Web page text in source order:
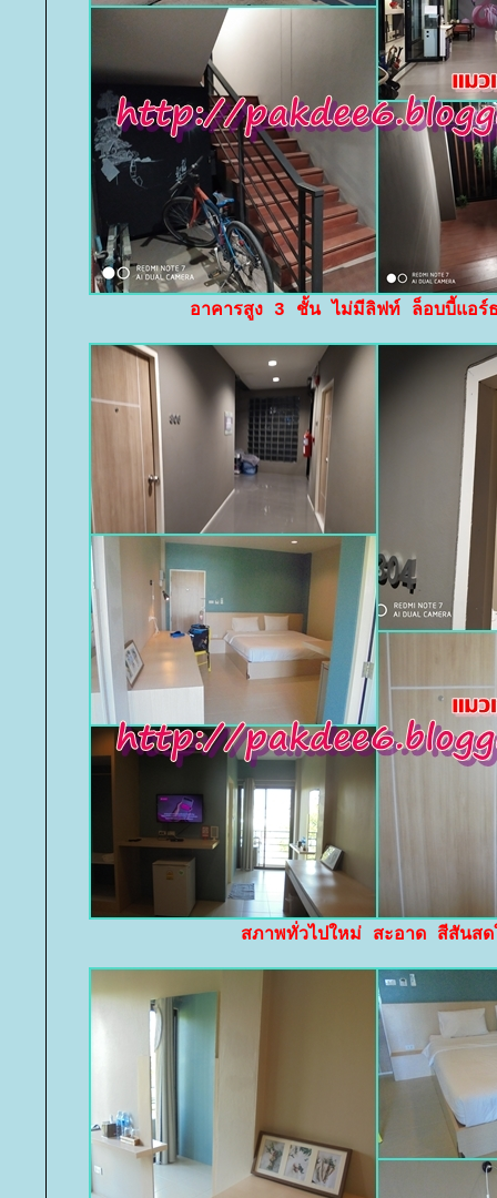
อาคารสูง 3 ชั้น ไม่มีลิฟท์ ล็อบบี้แอร์
สภาพทั่วไปใหม่ สะอาด สีสันสด